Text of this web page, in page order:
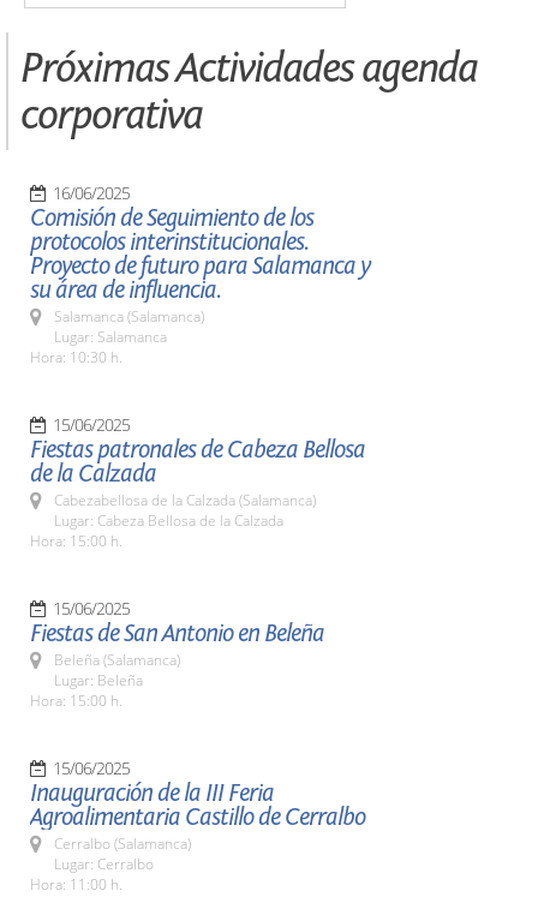
Próximas Actividades agenda
corporativa
16/06/2025
Comisión de Seguimiento de los
protocolos interinstitucionales.
Proyecto de futuro para Salamanca y
su área de influencia.
Salamanca (Salamanca)
Lugar: Salamanca
Hora: 10:30 h.
15/06/2025
Fiestas patronales de Cabeza Bellosa
de la Calzada
Cabezabellosa de la Calzada (Salamanca)
Lugar: Cabeza Bellosa de la Calzada
Hora: 15:00 h.
15/06/2025
Fiestas de San Antonio en Beleña
Beleña (Salamanca)
Lugar: Beleña
Hora: 15:00 h.
15/06/2025
Inauguración de la III Feria
Agroalimentaria Castillo de Cerralbo
Cerralbo (Salamanca)
Lugar: Cerralbo
Hora: 11:00 h.